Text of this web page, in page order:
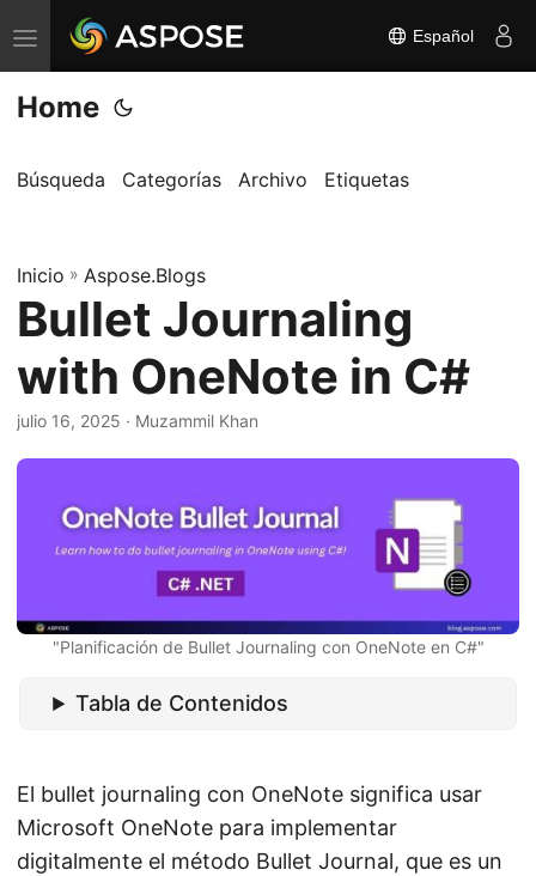
A
l
t
r
r
n
a
v
e
Español
Home
Búsqueda Categorías Archivo Etiquetas
Inicio » Aspose.Blogs
Bullet Journaling
with OneNote in C#
julio 16, 2025 · Muzammil Khan
"Planificación de Bullet Journaling con OneNote en C#"
Tabla de Contenidos
El bullet journaling con OneNote significa usar
Microsoft OneNote para implementar
digitalmente el método Bullet Journal, que es un